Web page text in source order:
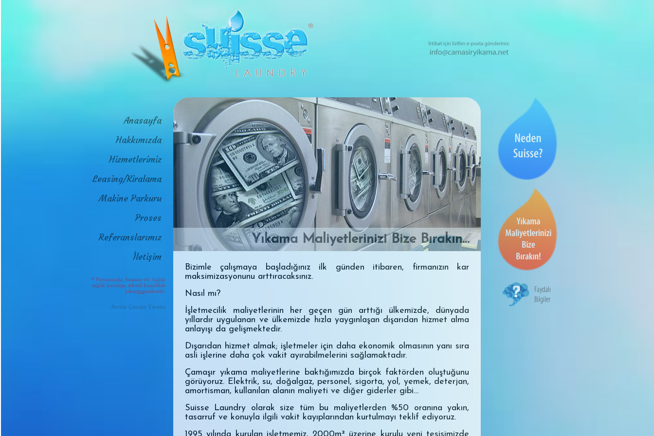
Anasayfa
Hakkımızda
Hizmetlerimiz
Leasing/Kiralama
Makine Parkuru
Proses
Referanslarımız
İletişim
* Firmamızda, hastane vb. hiçbir
sağlık kuruluşu tekstili kesinlikle
yıkanmamaktadır.
Avcılar Çamaşır Yıkama
Yıkama Maliyetlerinizi Bize Bırakın…
Bizimle çalışmaya başladığınız ilk günden itibaren, firmanızın kar
maksimizasyonunu arttıracaksınız.
Nasıl mı?
İşletmecilik maliyetlerinin her geçen gün arttığı ülkemizde, dünyada
yıllardır uygulanan ve ülkemizde hızla yaygınlaşan dışarıdan hizmet alma
anlayışı da gelişmektedir.
Dışarıdan hizmet almak; işletmeler için daha ekonomik olmasının yanı sıra
asli işlerine daha çok vakit ayırabilmelerini sağlamaktadır.
Çamaşır yıkama maliyetlerine baktığımızda birçok faktörden oluştuğunu
görüyoruz. Elektrik, su, doğalgaz, personel, sigorta, yol, yemek, deterjan,
amortisman, kullanılan alanın maliyeti ve diğer giderler gibi…
Suisse Laundry olarak size tüm bu maliyetlerden %50 oranına yakın,
tasarruf ve konuyla ilgili vakit kayıplarından kurtulmayı teklif ediyoruz.